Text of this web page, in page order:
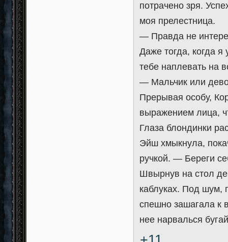
потрачено зря.
моя прелестница.
— Правда не
Даже тогда, когда я
тебе наплевать на
— Мальчик или
Прерывая особу,
выражением лица,
Глаза блондинки
Эйш хмыкнула,
ручкой. — Береги
Швырнув на стол
каблуках. Под шум,
спешно зашагала к
нее нарвалься